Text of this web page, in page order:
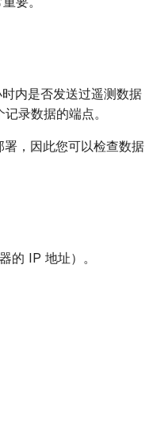
内是否发送过遥测数据
录数据的端点。
署，因此您可以检查数据
的 IP 地址）。